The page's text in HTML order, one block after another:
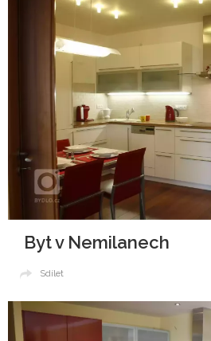
Byt v Nemilanech
Sdílet